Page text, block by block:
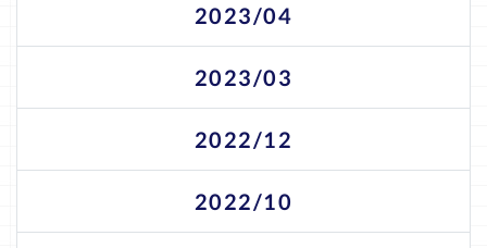
2023/04
2023/03
2022/12
2022/10